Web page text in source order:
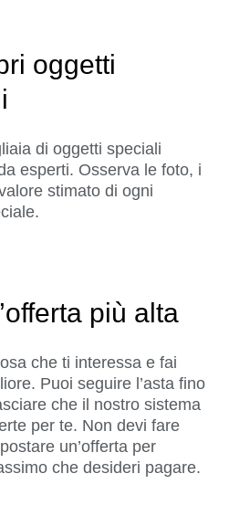
oggetti
di oggetti speciali
esperti. Osserva le foto, i
stimato di ogni
più alta
che ti interessa e fai
Puoi seguire l’asta fino
che il nostro sistema
per te. Non devi fare
un’offerta per
che desideri pagare.